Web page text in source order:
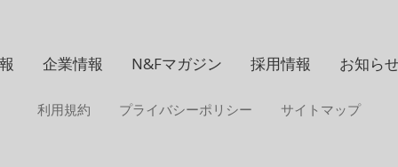
企業情報 N&Fマガジン 採用情報 お知ら
利用規約 プライバシーポリシー サイトマップ